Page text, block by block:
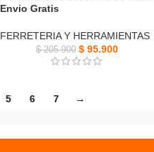
Envio Gratis
FERRETERIA Y HERRAMIENTAS
$205.900 $ 95.900
5 6 7 →